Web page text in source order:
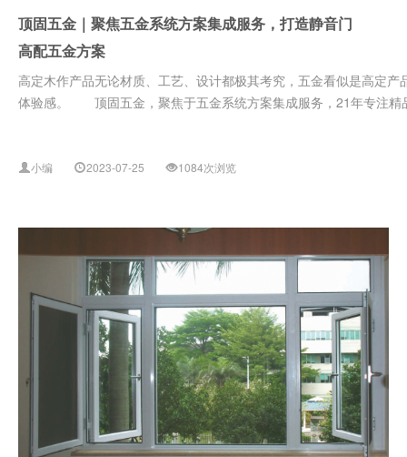
顶固五金｜聚焦五金系统方案集成服务，打造静音门
高配五金方案
高定木作产品无论材质、工艺、设计都极其考究，五金看似是高定
体验感。 顶固五金，聚焦于五金系统方案集成服务，21年专注精
小编 2023-07-25 1084次浏览